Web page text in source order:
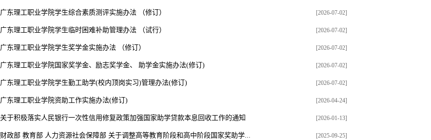
广东理工职业学院学生综合素质测评实施办法 （修订） [2026-07-02]
广东理工职业学院学生临时困难补助管理办法 （试行） [2026-07-02]
广东理工职业学院学生奖学金实施办法 （修订） [2026-07-02]
广东理工职业学院国家奖学金、励志奖学金、 助学金实施办法(修订) [2026-07-02]
广东理工职业学院学生勤工助学(校内顶岗实习)管理办法(修订) [2026-07-02]
广东理工职业学院资助工作实施办法(修订) [2026-04-24]
关于积极落实人民银行一次性信用修复政策加强国家助学贷款本息回收工作的通知 [2026-01-13]
财政部 教育部 人力资源社会保障部 关于调整高等教育阶段和高中阶段国家奖助学... [2025-09-25]